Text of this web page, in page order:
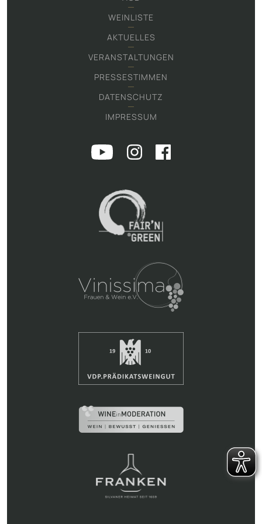
WEINLISTE
AKTUELLES
VERANSTALTUNGEN
PRESSESTIMMEN
DATENSCHUTZ
IMPRESSUM